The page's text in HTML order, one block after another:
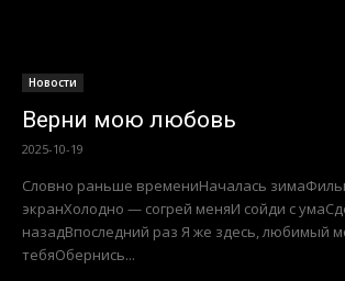
Новости
Верни мою любовь
2025-10-19
Словно раньше времениНачалась
экранХолодно — согрей меняИ сойди с
назадВпоследний раз Я же здесь, любимый
тебяОбернись...